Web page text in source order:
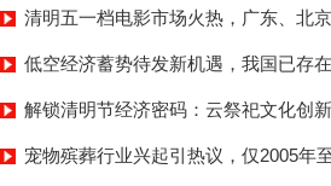
清明五一档电影市场火热，广东、北
低空经济蓄势待发新机遇，我国已存
解锁清明节经济密码：云祭祀文化创
宠物殡葬行业兴起引热议，仅2005年